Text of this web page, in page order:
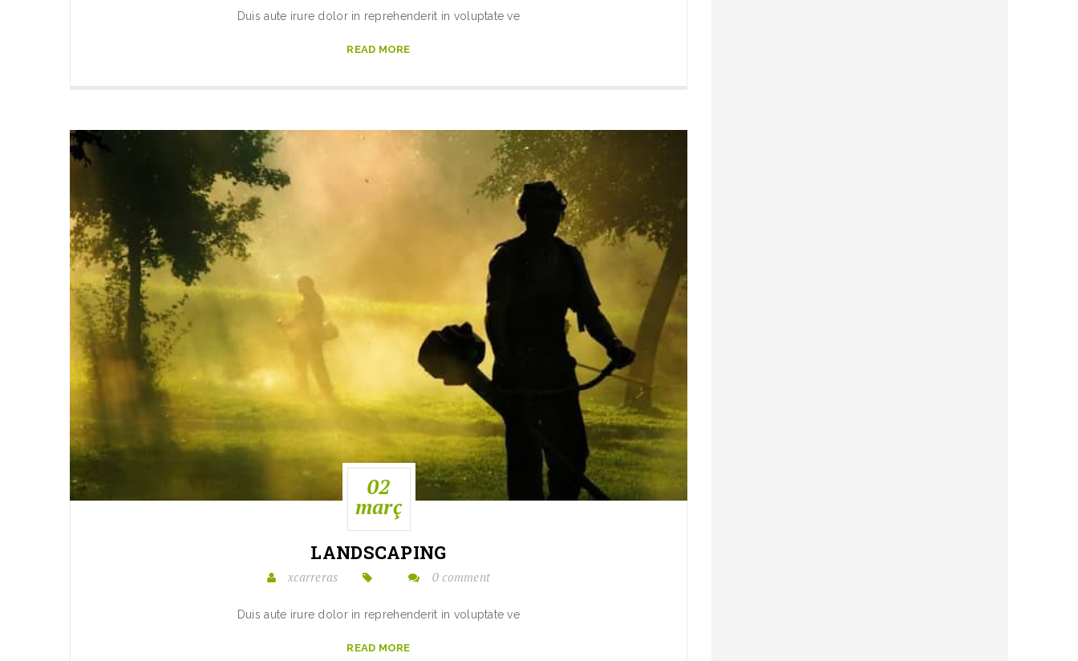
Duis aute irure dolor in reprehenderit in voluptate ve
READ MORE
02
març
LANDSCAPING
xcarreras 0 comment
Duis aute irure dolor in reprehenderit in voluptate ve
READ MORE